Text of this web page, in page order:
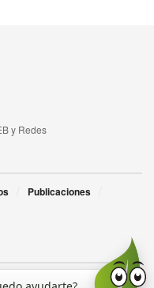
y Redes
Publicaciones